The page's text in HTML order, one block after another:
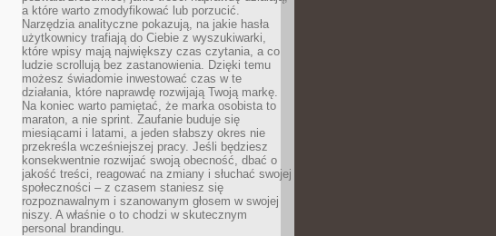
a które warto zmodyfikować lub porzucić.
Narzędzia analityczne pokazują, na jakie hasła
użytkownicy trafiają do Ciebie z wyszukiwarki,
które wpisy mają największy czas czytania, a co
ludzie scrollują bez zastanowienia. Dzięki temu
możesz świadomie inwestować czas w te
działania, które naprawdę rozwijają Twoją markę.
Na koniec warto pamiętać, że marka osobista to
maraton, a nie sprint. Zaufanie buduje się
miesiącami i latami, a jeden słabszy okres nie
przekreśla wcześniejszej pracy. Jeśli będziesz
konsekwentnie rozwijać swoją obecność, dbać o
jakość treści, reagować na zmiany i słuchać swojej
społeczności – z czasem staniesz się
rozpoznawalnym i szanowanym głosem w swojej
niszy. A właśnie o to chodzi w skutecznym
personal brandingu.